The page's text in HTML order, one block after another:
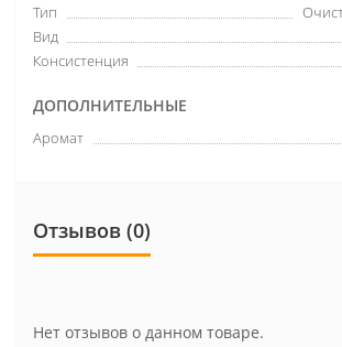
Тип
Вид
Консистенция
ДОПОЛНИТЕЛЬНЫЕ
Аромат
Отзывов (0)
Нет отзывов о данном товаре.